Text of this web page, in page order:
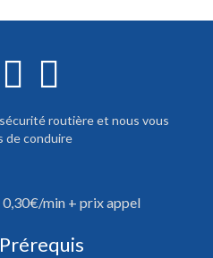
routière et nous vous
de conduire
0,30€/min + prix appel